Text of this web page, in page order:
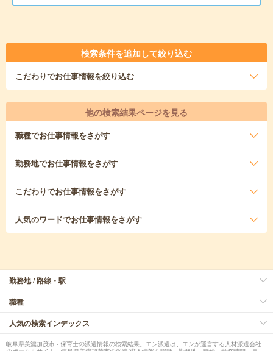
検索条件を追加して絞り込む
こだわりでお仕事情報を絞り込む
他の検索結果ページを見る
職種でお仕事情報をさがす
勤務地でお仕事情報をさがす
こだわりでお仕事情報をさがす
人気のワードでお仕事情報をさがす
勤務地 / 路線・駅
職種
人気の検索インデックス
岐阜県美濃加茂市 - 保育士の派遣情報の検索結果。エン派遣は、エンが運営する人材派遣会社